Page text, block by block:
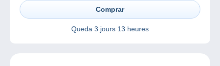
Comprar
Queda 3 jours 13 heures